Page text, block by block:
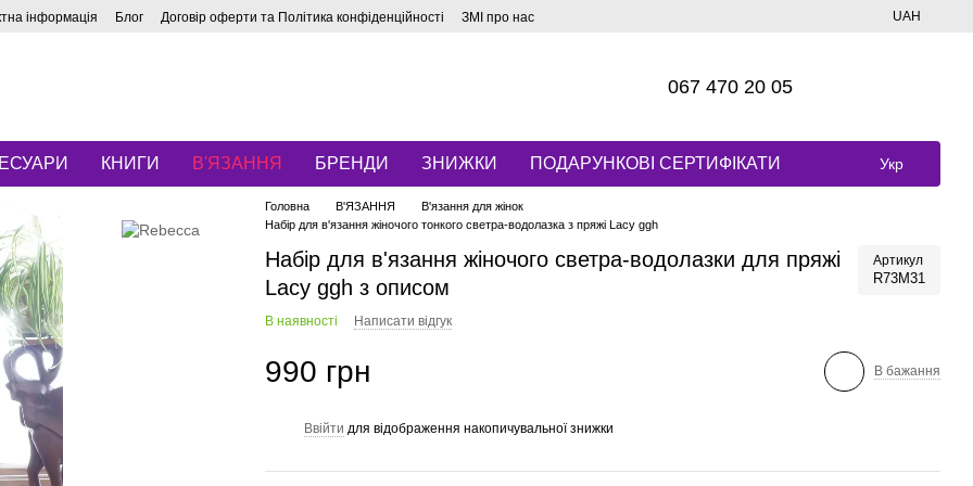
інформація Блог Договір оферти та Політика конфіденційності ЗМІ про нас UAH
067 470 20 05
КНИГИ В'ЯЗАННЯ БРЕНДИ ЗНИЖКИ ПОДАРУНКОВІ СЕРТИФІКАТИ Укр
Головна В'ЯЗАННЯ
В'язання для жінок
Набір для в'язання жіночого тонкого светра-водолазка з пряжі Lacy ggh
Набір для в'язання жіночого светра-водолазки для пряжі
Lacy ggh з описом
Артикул
R73M31
В наявності Написати відгук
990 грн В бажання
Ввійти для відображення накопичувальної знижки